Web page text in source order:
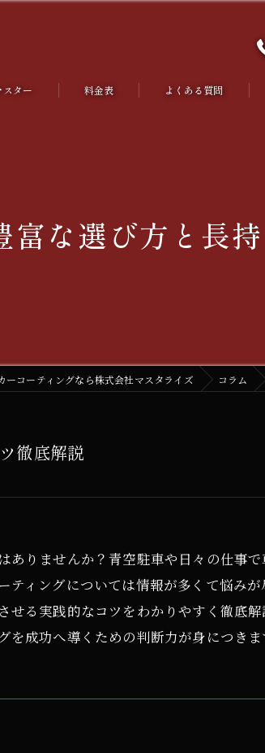
スター 料金表 よくある質問
富な選び方と長
ーコーティングなら株式会社マスタライズ コラム
徹底解説
りませんか？青空駐車や日々の仕事
ィングについては情報が多くて悩み
る実践的なコツをわかりやすく徹底
成功へ導くための判断力が身につきま